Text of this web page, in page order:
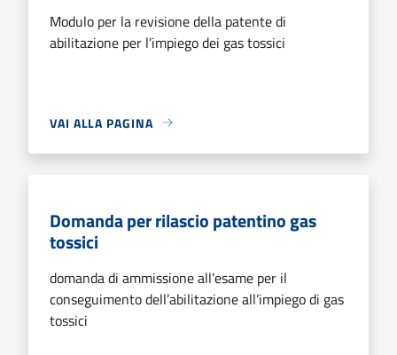
Modulo per la revisione della patente di
abilitazione per l’impiego dei gas tossici
VAI ALLA PAGINA
Domanda per rilascio patentino gas
tossici
domanda di ammissione all’esame per il
conseguimento dell’abilitazione all’impiego di gas
tossici